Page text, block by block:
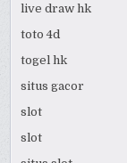
live draw hk
toto 4d
togel hk
situs gacor
slot
slot